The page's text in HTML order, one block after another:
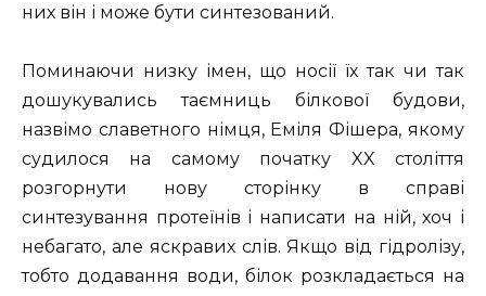
них він і може бути синтезований.
Поминаючи низку імен, що носії їх так чи так
дошукувались таємниць білкової будови,
назвімо славетного німця, Еміля Фішера, якому
судилося на самому початку XX століття
розгорнути нову сторінку в справі
синтезування протеїнів і написати на ній, хоч і
небагато, але яскравих слів. Якщо від гідролізу,
тобто додавання води, білок розкладається на